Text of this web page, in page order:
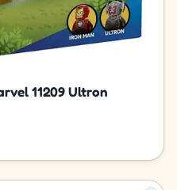
11209 Ultron